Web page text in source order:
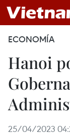
ECONOMÍA
Hanoi
25/04/2023